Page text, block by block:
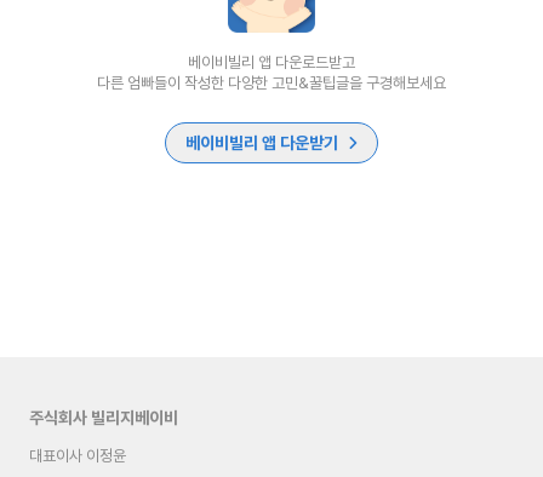
베이비빌리 앱 다운로드받고
다른 엄빠들이 작성한 다양한 고민&꿀팁글을 구경해보세요
베이비빌리 앱 다운받기
주식회사 빌리지베이비
대표이사 이정윤